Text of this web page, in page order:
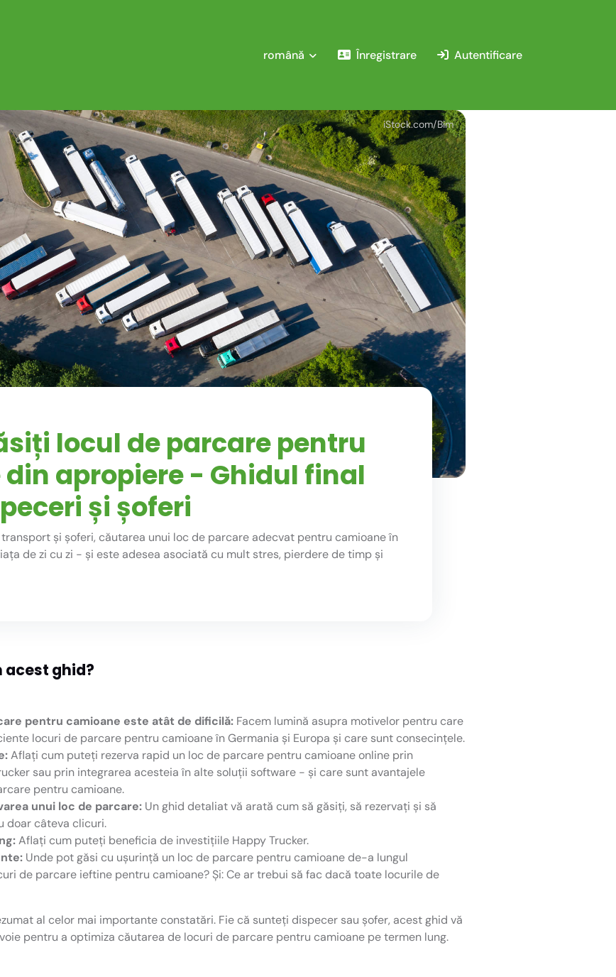
română Înregistrare Autentificare
iStock.com/Bim
locul de parcare pentru
apropiere - Ghidul final
și șoferi
și șoferi, căutarea unui loc de parcare adecvat pentru camioane în
de zi cu zi - și este adesea asociată cu mult stres, pierdere de timp și
acest ghid?
pentru camioane este atât de dificilă: Facem lumină asupra motivelor pentru care
locuri de parcare pentru camioane în Germania și Europa și care sunt consecințele.
Aflați cum puteți rezerva rapid un loc de parcare pentru camioane online prin
sau prin integrarea acesteia în alte soluții software - și care sunt avantajele
pentru camioane.
unui loc de parcare: Un ghid detaliat vă arată cum să găsiți, să rezervați și să
doar câteva clicuri.
Aflați cum puteți beneficia de investițiile Happy Trucker.
Unde pot găsi cu ușurință un loc de parcare pentru camioane de-a lungul
de parcare ieftine pentru camioane? Și: Ce ar trebui să fac dacă toate locurile de
al celor mai importante constatări. Fie că sunteți dispecer sau șofer, acest ghid vă
pentru a optimiza căutarea de locuri de parcare pentru camioane pe termen lung.